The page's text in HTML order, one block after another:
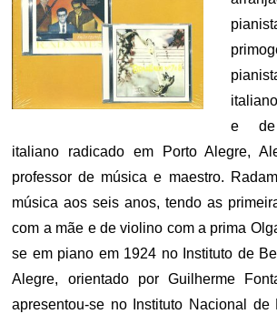
e de
italiano radicado em Porto Alegre,
professor de música e maestro.
música aos seis anos, tendo as
com a mãe e de violino com a prima
se em piano em 1924 no Instituto de
Alegre, orientado por Guilherme
apresentou-se no Instituto Nacional